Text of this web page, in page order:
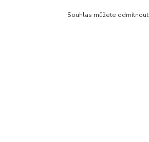
Souhlas můžete odmítnout